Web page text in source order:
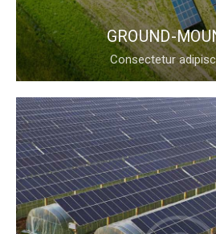
GROUND-
Consectetur